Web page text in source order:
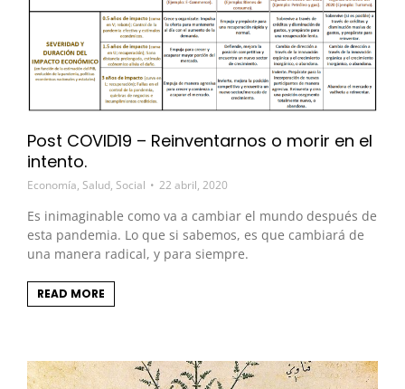
Post COVID19 – Reinventarnos o morir en el
intento.
Economía, Salud, Social 22 abril, 2020
Es inimaginable como va a cambiar el mundo después de
esta pandemia. Lo que si sabemos, es que cambiará de
una manera radical, y para siempre.
READ MORE